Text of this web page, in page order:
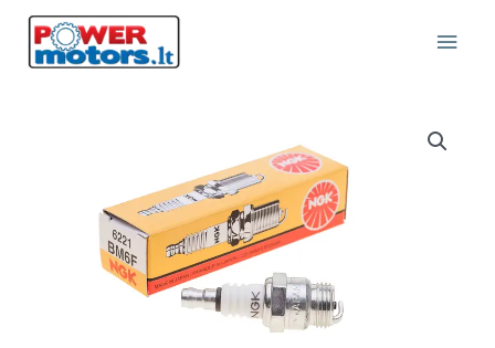
Pereiti
turinio